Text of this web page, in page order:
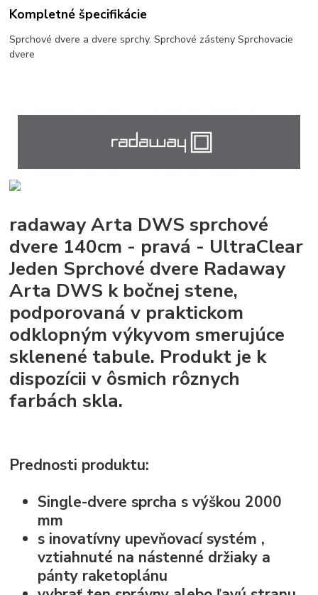
Kompletné špecifikácie
Sprchové dvere a dvere sprchy. Sprchové zásteny Sprchovacie
dvere
radaway Arta DWS sprchové
dvere 140cm - pravá - UltraClear
Jeden Sprchové dvere Radaway
Arta DWS k bočnej stene,
podporovaná v praktickom
odklopným výkyvom smerujúce
sklenené tabule. Produkt je k
dispozícii v ôsmich rôznych
farbách skla.
Prednosti produktu:
Single-dvere sprcha s výškou 2000
mm
s inovatívny upevňovací systém ,
vztiahnuté na nástenné držiaky a
pánty raketoplánu